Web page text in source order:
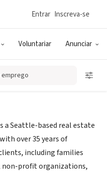
Voluntariar Anunciar
Entrar Inscreva-se
emprego
SERVIÇO)
a Seattle-based real estate
over 35 years of
including families
non-profit organizations,